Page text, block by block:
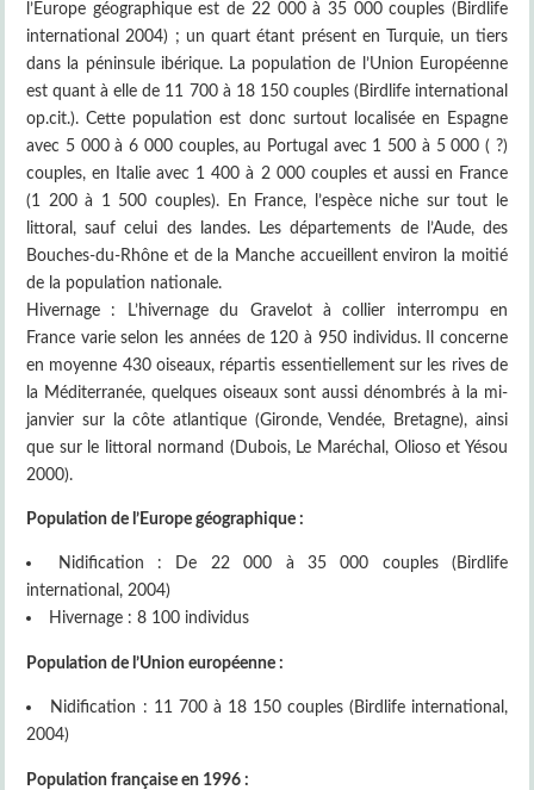
l’Europe géographique est de 22 000 à 35 000 couples (Birdlife
international 2004) ; un quart étant présent en Turquie, un tiers
dans la péninsule ibérique. La population de l’Union Européenne
est quant à elle de 11 700 à 18 150 couples (Birdlife international
op.cit.). Cette population est donc surtout localisée en Espagne
avec 5 000 à 6 000 couples, au Portugal avec 1 500 à 5 000 ( ?)
couples, en Italie avec 1 400 à 2 000 couples et aussi en France
(1 200 à 1 500 couples). En France, l’espèce niche sur tout le
littoral, sauf celui des landes. Les départements de l’Aude, des
Bouches-du-Rhône et de la Manche accueillent environ la moitié
de la population nationale.
Hivernage : L’hivernage du Gravelot à collier interrompu en
France varie selon les années de 120 à 950 individus. Il concerne
en moyenne 430 oiseaux, répartis essentiellement sur les rives de
la Méditerranée, quelques oiseaux sont aussi dénombrés à la mi-
janvier sur la côte atlantique (Gironde, Vendée, Bretagne), ainsi
que sur le littoral normand (Dubois, Le Maréchal, Olioso et Yésou
2000).
Population de l’Europe géographique :
Nidification : De 22 000 à 35 000 couples (Birdlife
international, 2004)
Hivernage : 8 100 individus
Population de l’Union européenne :
Nidification : 11 700 à 18 150 couples (Birdlife international,
2004)
Population française en 1996 :